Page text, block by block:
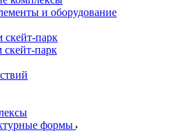
и оборудование
парк
парк
формы